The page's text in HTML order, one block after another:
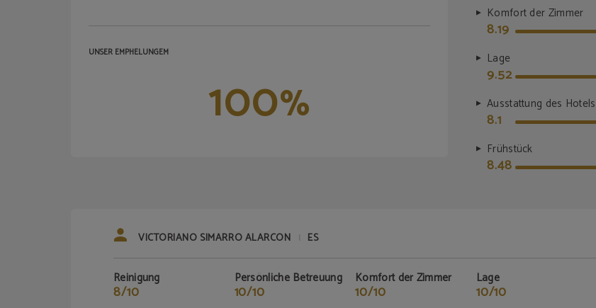
UNSER EMPHELUNGEM
100%
Komfort der Zimmer
8.19
Lage
9.52
Ausstattung des Hotels
8.1
Frühstück
8.48
VICTORIANO SIMARRO ALARCON | ES
Reinigung
8/10
Persönliche Betreuung
10/10
Komfort der Zimmer
10/10
Lage
10/10